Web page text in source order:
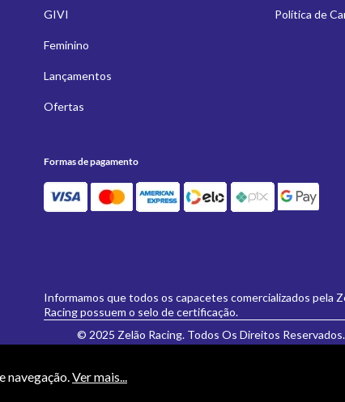
navegação.Ver mais...
GIVI
Feminino
Lançamentos
Ofertas
Política de
Formas de pagamento
Informamos que todos os capacetes comercializados pela
Racing possuem o selo de certificação.
© 2025 Zelão Racing. Todos Os Direitos Reservados.
não necessariamente valem para a loja física 'Zelão Racing', e somente